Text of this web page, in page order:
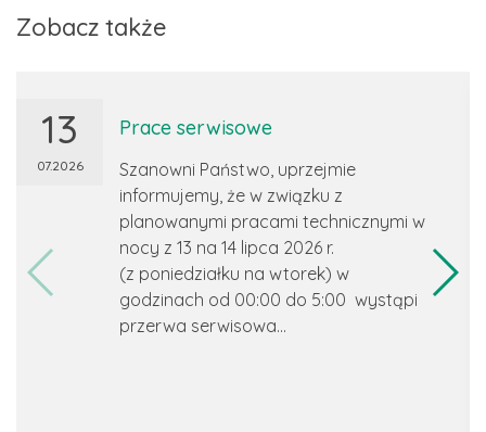
Zobacz także
13
07.2026
Prace serwisowe
Szanowni Państwo, uprzejmie
informujemy, że w związku z
planowanymi pracami technicznymi w
nocy z 13 na 14 lipca 2026 r.
(z poniedziałku na wtorek) w
godzinach od 00:00 do 5:00 wystąpi
przerwa serwisowa...